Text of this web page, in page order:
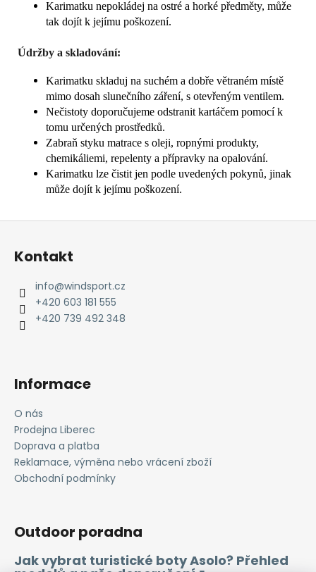
Karimatku nepokládej na ostré a horké předměty, může
tak dojít k jejímu poškození.
Údržby a skladování:
Karimatku skladuj na suchém a dobře větraném místě
mimo dosah slunečního záření, s otevřeným ventilem.
Nečistoty doporučujeme odstranit kartáčem pomocí k
tomu určených prostředků.
Zabraň styku matrace s oleji, ropnými produkty,
chemikáliemi, repelenty a přípravky na opalování.
Karimatku lze čistit jen podle uvedených pokynů, jinak
může dojít k jejímu poškození.
Z
Kontakt
info@windsport.cz
+420 603 181 555
+420 739 492 348
Informace
O nás
Prodejna Liberec
Doprava a platba
Reklamace, výměna nebo vrácení zboží
Obchodní podmínky
Outdoor poradna
Jak vybrat turistické boty Asolo? Přehled